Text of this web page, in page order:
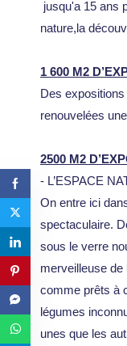
jusqu'a 15 ans
nature,la
​1 600 M2
Des
renouvelées
2500 M2
- L’ESPACE
On entre ici
spectaculaire.
sous le verre
merveilleuse de
comme prêts à
légumes
unes que les